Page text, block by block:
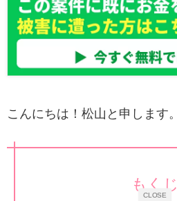
こんにちは！松山と申します。
CLOSE
もくじ